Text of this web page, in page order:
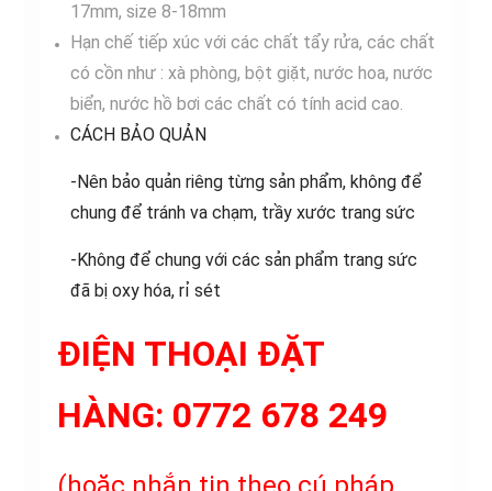
17mm, size 8-18mm
Hạn chế tiếp xúc với các chất tẩy rửa, các chất
có cồn như : xà phòng, bột giặt, nước hoa, nước
biển, nước hồ bơi các chất có tính acid cao.
CÁCH BẢO QUẢN
-Nên bảo quản riêng từng sản phẩm, không để
chung để tránh va chạm, trầy xước trang sức
-Không để chung với các sản phẩm trang sức
đã bị oxy hóa, rỉ sét
ĐIỆN THOẠI ĐẶT
HÀNG: 0772 678 249